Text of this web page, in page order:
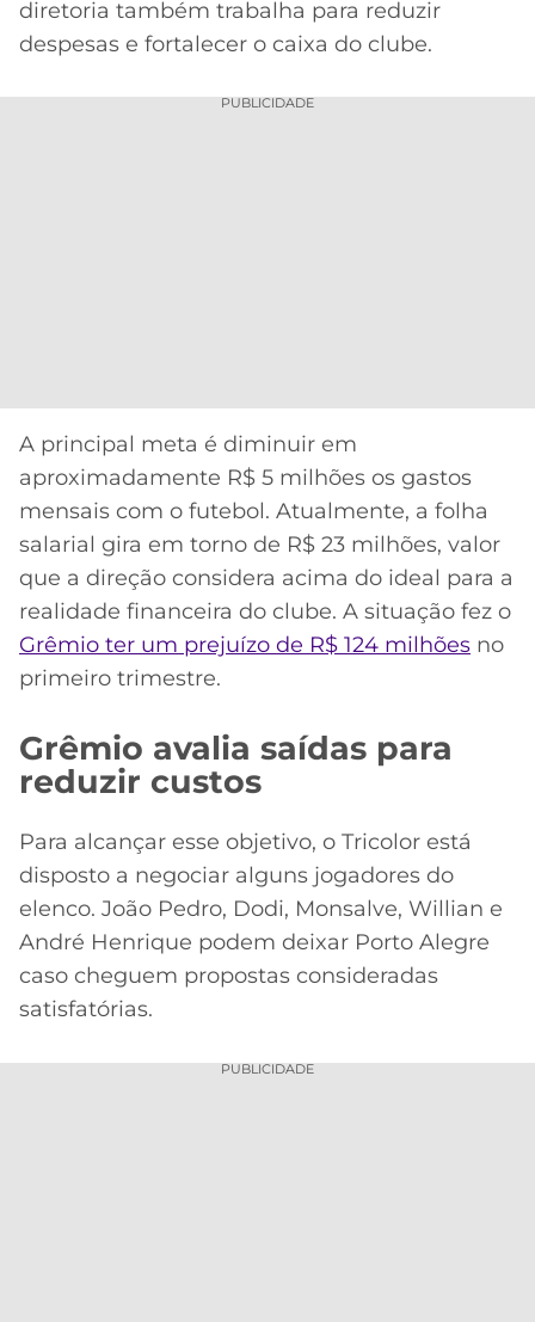
ONLINE
2026
GRÊMIO
LALIGA
diretoria também trabalha para reduzir
despesas e fortalecer o caixa do clube.
PUBLICIDADE
A principal meta é diminuir em
aproximadamente R$ 5 milhões os gastos
mensais com o futebol. Atualmente, a folha
salarial gira em torno de R$ 23 milhões, valor
que a direção considera acima do ideal para a
realidade financeira do clube. A situação fez o
Grêmio ter um prejuízo de R$ 124 milhões no
primeiro trimestre.
Grêmio avalia saídas para
reduzir custos
Para alcançar esse objetivo, o Tricolor está
disposto a negociar alguns jogadores do
elenco. João Pedro, Dodi, Monsalve, Willian e
André Henrique podem deixar Porto Alegre
caso cheguem propostas consideradas
satisfatórias.
PUBLICIDADE